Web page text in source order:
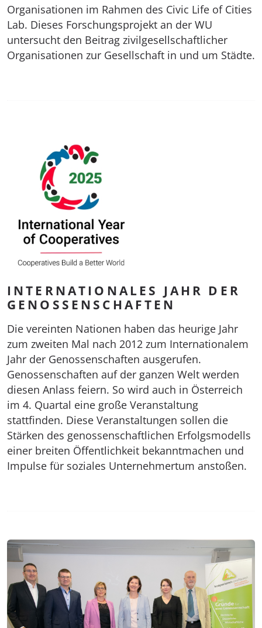
Organisationen im Rahmen des Civic Life of Cities
Lab. Dieses Forschungsprojekt an der WU
untersucht den Beitrag zivilgesellschaftlicher
Organisationen zur Gesellschaft in und um Städte.
INTERNATIONALES JAHR DER
GENOSSENSCHAFTEN
Die vereinten Nationen haben das heurige Jahr
zum zweiten Mal nach 2012 zum Internationalem
Jahr der Genossenschaften ausgerufen.
Genossenschaften auf der ganzen Welt werden
diesen Anlass feiern. So wird auch in Österreich
im 4. Quartal eine große Veranstaltung
stattfinden. Diese Veranstaltungen sollen die
Stärken des genossenschaftlichen Erfolgsmodells
einer breiten Öffentlichkeit bekanntmachen und
Impulse für soziales Unternehmertum anstoßen.